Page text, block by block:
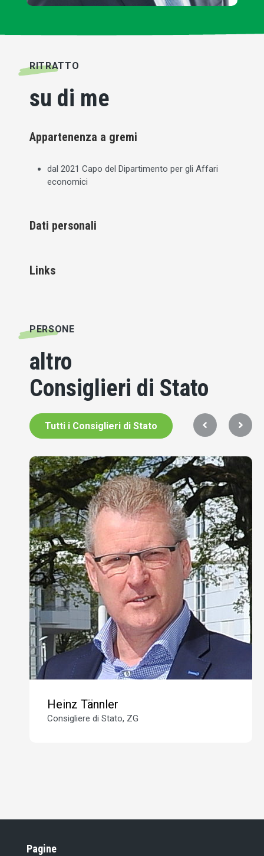
RITRATTO
su di me
Appartenenza a gremi
dal 2021 Capo del Dipartimento per gli Affari
economici
Dati personali
Links
PERSONE
altro
Consiglieri di Stato
Tutti i Consiglieri di Stato
Heinz Tännler
Consigliere di Stato, ZG
Pagine